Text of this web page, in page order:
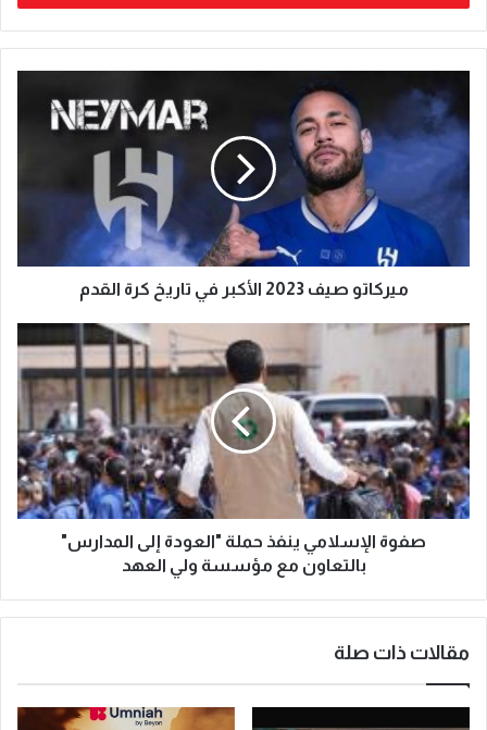
ميركاتو صيف 2023 الأكبر في تاريخ كرة القدم
صفوة الإسلامي ينفذ حملة "العودة إلى المدارس"
بالتعاون مع مؤسسة ولي العهد
مقالات ذات صلة